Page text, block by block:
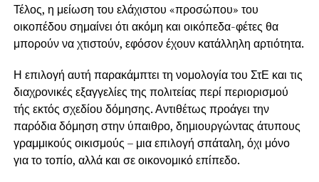
Τέλος, η μείωση του ελάχιστου «προσώπου» του
οικοπέδου σημαίνει ότι ακόμη και οικόπεδα-φέτες θα
μπορούν να χτιστούν, εφόσον έχουν κατάλληλη αρτιότητα.
Η επιλογή αυτή παρακάμπτει τη νομολογία του ΣτΕ και τις
διαχρονικές εξαγγελίες της πολιτείας περί περιορισμού
τής εκτός σχεδίου δόμησης. Αντιθέτως προάγει την
παρόδια δόμηση στην ύπαιθρο, δημιουργώντας άτυπους
γραμμικούς οικισμούς – μια επιλογή σπάταλη, όχι μόνο
για το τοπίο, αλλά και σε οικονομικό επίπεδο.